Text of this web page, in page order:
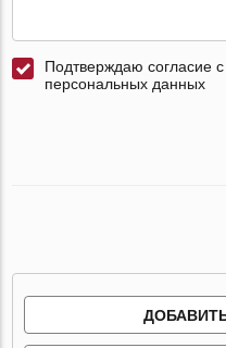
Подтверждаю согласие
персональных данных